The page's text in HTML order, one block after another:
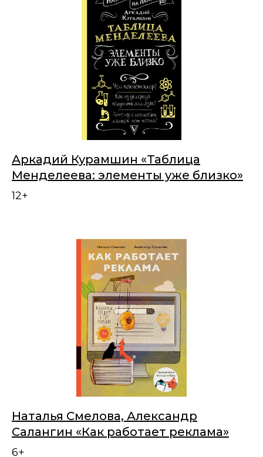
Аркадий Курамшин «Таблица
Менделеева: элементы уже близко»
12+
Наталья Смелова, Александр
Салангин «Как работает реклама»
6+